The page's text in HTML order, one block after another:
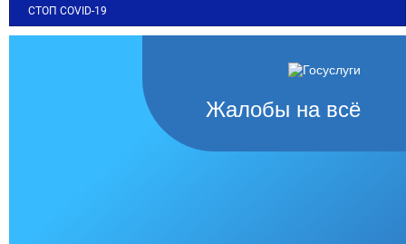
СТОП COVID-19
Жалобы на всё